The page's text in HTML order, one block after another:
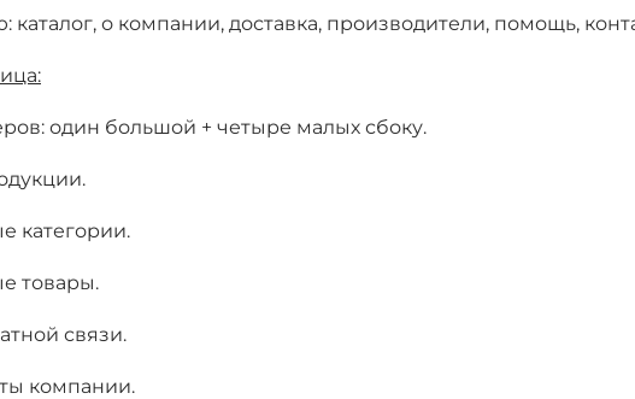
каталог, о компании, доставка, производители, помощь,
один большой + четыре малых сбоку.
категории.
товары.
связи.
компании.